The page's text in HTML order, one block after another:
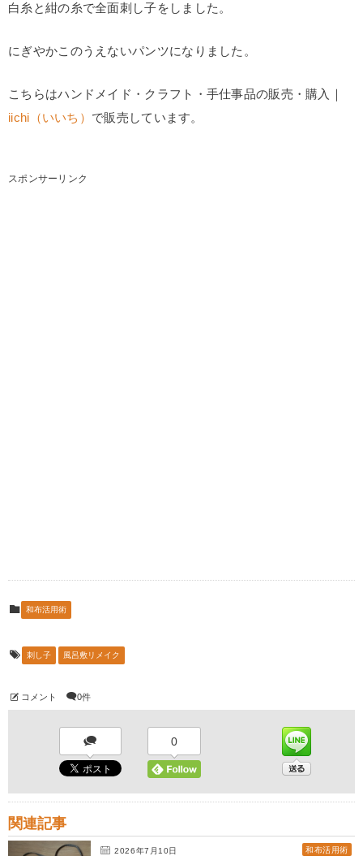
白糸と紺の糸で全面刺し子をしました。
にぎやかこのうえないパンツになりました。
こちらはハンドメイド・クラフト・手仕事品の販売・購入｜
iichi（いいち） で販売しています。
スポンサーリンク
和布活用術
刺し子 風呂敷リメイク
コメント 0件
0
関連記事
2026年7月10日 和布活用術